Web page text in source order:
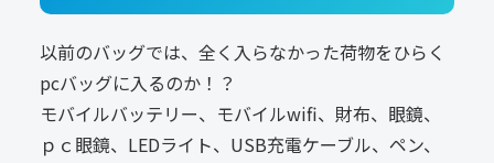
以前のバッグでは、全く入らなかった荷物をひらく
pcバッグに入るのか！？
モバイルバッテリー、モバイルwifi、財布、眼鏡、
ｐｃ眼鏡、LEDライト、USB充電ケーブル、ペン、